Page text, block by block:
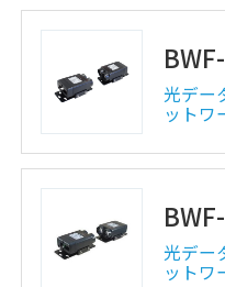
光デー
ットワ
光デー
ットワ